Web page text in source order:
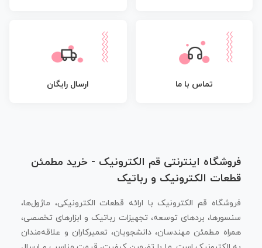
تماس با ما ارسال رایگان
فروشگاه اینترنتی قم الکترونیک - خرید مطمئن
قطعات الکترونیک و رباتیک
فروشگاه قم الکترونیک با ارائه قطعات الکترونیکی، ماژول‌ها،
سنسورها، بردهای توسعه، تجهیزات رباتیک و ابزارهای تخصصی،
همراه مطمئن مهندسان، دانشجویان، تعمیرکاران و علاقه‌مندان